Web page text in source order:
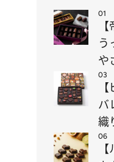
01
う
や
03
バ
織
06